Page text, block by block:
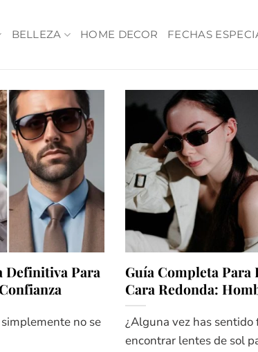
BELLEZA HOME DECOR FECHAS
Definitiva Para
no se
Guía Completa Para
Cara Redonda:
¿Alguna vez has
encontrar lentes de sol